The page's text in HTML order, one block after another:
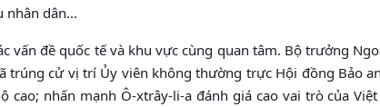
nhân dân...
vấn đề quốc tế và khu vực cùng quan tâm. Bộ trưởng
trúng cử vị trí Ủy viên không thường trực Hội đồng Bảo
cao; nhấn mạnh Ô-xtrây-li-a đánh giá cao vai trò của